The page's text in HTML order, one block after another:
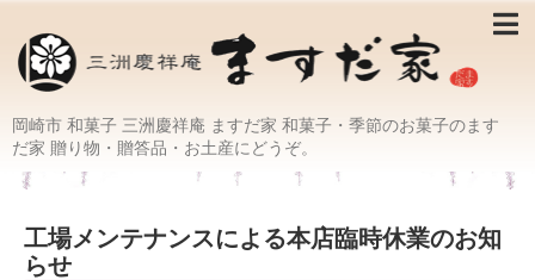
岡崎市 和菓子 三洲慶祥庵 ますだ家 和菓子・季節のお菓子のます
だ家 贈り物・贈答品・お土産にどうぞ。
工場メンテナンスによる本店臨時休業のお知
らせ